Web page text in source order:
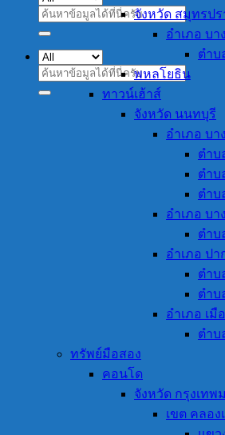
ค้นหา:
ค้นหา:
จังหวัด สมุทรปร
อำเภอ บา
ตำบ
พหลโยธิน
ทาวน์เฮ้าส์
จังหวัด นนทบุรี
อำเภอ บา
ตำบ
ตำบ
ตำบ
อำเภอ บ
ตำบ
อำเภอ ปา
ตำบ
ตำบ
อำเภอ เมื
ตำบ
ทรัพย์มือสอง
คอนโด
จังหวัด กรุงเทพ
เขต คลอง